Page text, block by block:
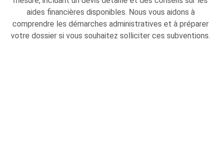
aides financières disponibles. Nous vous aidons à
comprendre les démarches administratives et à préparer
votre dossier si vous souhaitez solliciter ces subventions.